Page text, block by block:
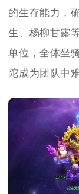
的生存能力，
生、杨柳甘露
单位，全体坐
陀成为团队中